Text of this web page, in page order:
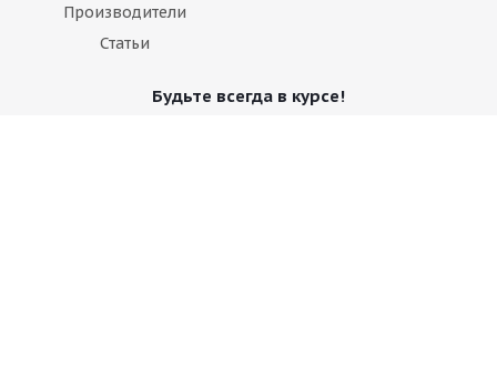
Производители
Статьи
Будьте всегда в курсе!